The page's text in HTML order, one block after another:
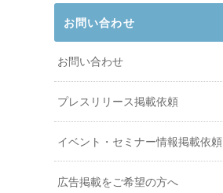
お問い合わせ
お問い合わせ
プレスリリース掲載依頼
イベント・セミナー情報掲載依頼
広告掲載をご希望の方へ